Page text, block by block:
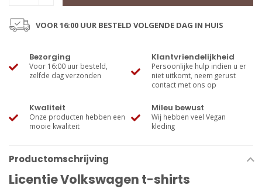
VOOR 16:00 UUR BESTELD VOLGENDE DAG IN HUIS
Bezorging
Voor 16:00 uur besteld,
zelfde dag verzonden
Klantvriendelijkheid
Persoonlijke hulp indien u er
niet uitkomt, neem gerust
contact met ons op
Kwaliteit
Onze producten hebben een
mooie kwaliteit
Mileu bewust
Wij hebben veel Vegan
kleding
Productomschrijving
Licentie Volkswagen t-shirts